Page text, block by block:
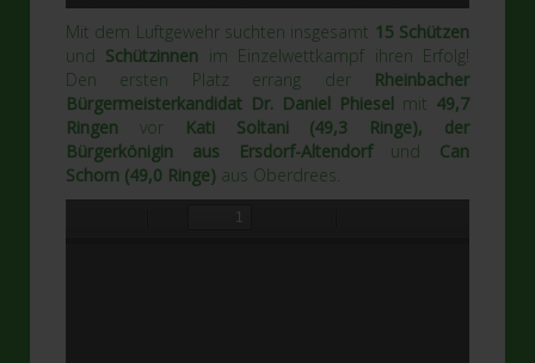
Mit dem Luftgewehr suchten insgesamt 15 Schützen
und Schützinnen im Einzelwettkampf ihren Erfolg!
Den ersten Platz errang der
Rheinbacher
Bürgermeisterkandidat Dr. Daniel Phiesel mit 49,7
Ringen vor
Kati Soltani (49,3 Ringe), der
Bürgerkönigin aus Ersdorf-Altendorfund Can
Schorn (49,0 Ringe) aus Oberdrees.